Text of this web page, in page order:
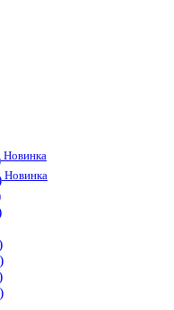
Новинка
Новинка